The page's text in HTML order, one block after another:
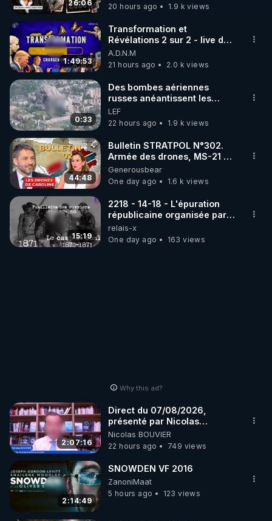
26:06 jusqu où auront-t-il ?
20 hours ago 1.9 k views
1:49:53
Transformation et
Révélations 2 sur 2 - live du
07/08/26
A.D.N.M
21 hours ago
2.0 k views
0:33
Des bombes aériennes
russes anéantissent les
centres de contrôle de
drones de 3 brigades
ukrainienne
LEF
22 hours ago
1.9 k views
44:48
Bulletin STRATPOL N°302.
Armée des drones, MS-21 en
série, missiles coréens.
07.08.2026.
Generousbear
One day ago
1.6 k views
15:19
2218 - 14-18 - L'épuration
républicaine organisée par
les frères de la truelle
relais-x
One day ago
163 views
Why this ad?
2:07:16
Direct du 07/08/2026,
présenté par Nicolas
BOUVIER
Nicolas BOUVIER
22 hours ago
749 views
2:14:49
SNOWDEN VF 2016
ZanoniMaat
5 hours ago
123 views